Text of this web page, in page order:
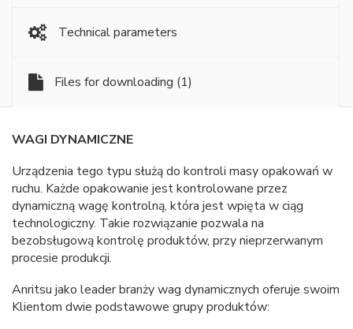
Technical parameters
Files for downloading (1)
WAGI DYNAMICZNE
Urządzenia tego typu służą do kontroli masy opakowań w
ruchu. Każde opakowanie jest kontrolowane przez
dynamiczną wagę kontrolną, która jest wpięta w ciąg
technologiczny. Takie rozwiązanie pozwala na
bezobsługową kontrolę produktów, przy nieprzerwanym
procesie produkcji.
Anritsu jako leader branży wag dynamicznych oferuje swoim
Klientom dwie podstawowe grupy produktów: